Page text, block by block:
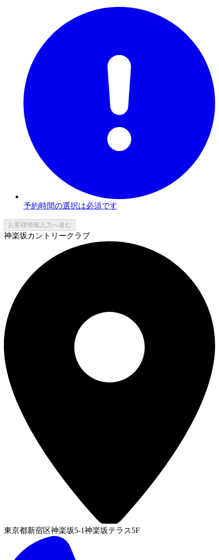
予約時間の選択は必須です
お客様情報入力へ進む
神楽坂カントリークラブ
東京都新宿区神楽坂5-1神楽坂テラス5F